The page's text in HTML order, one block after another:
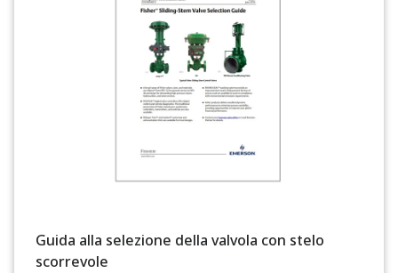
Guida alla selezione della valvola con stelo
scorrevole